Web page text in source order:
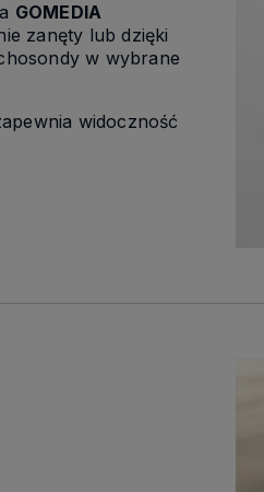
GOMEDIA
zanęty lub dzięki
w wybrane
widoczność